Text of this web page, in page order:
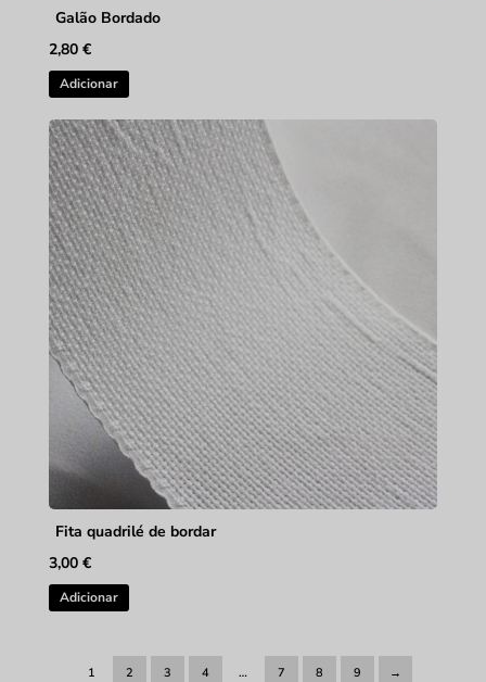
Galão Bordado
2,80 €
Adicionar
Fita quadrilé de bordar
3,00 €
Adicionar
1 2 3 4 … 7 8 9 →